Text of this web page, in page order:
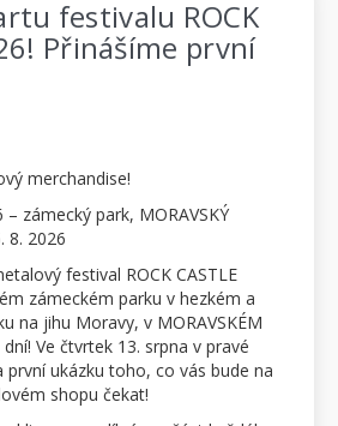
festivalu ROCK
Přinášíme první
merchandise!
– zámecký park, MORAVSKÝ
8. 2026
festival ROCK CASTLE
zámeckém parku v hezkém a
na jihu Moravy, v MORAVSKÉM
dní! Ve čtvrtek 13. srpna v pravé
první ukázku toho, co vás bude na
shopu čekat!